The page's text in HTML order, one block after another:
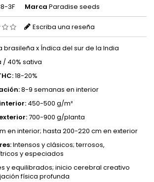
3F Marca Paradise seeds
Escriba una reseña
brasileña x Índica del sur de la India
/ 40% sativa
18-20%
8-9 semanas en interior
450-500 g/m²
700-900 g/planta
en interior; hasta 200-220 cm en exterior
Intensos y clásicos; terrosos,
y especiados
y equilibrados; inicio cerebral creativo
física profunda